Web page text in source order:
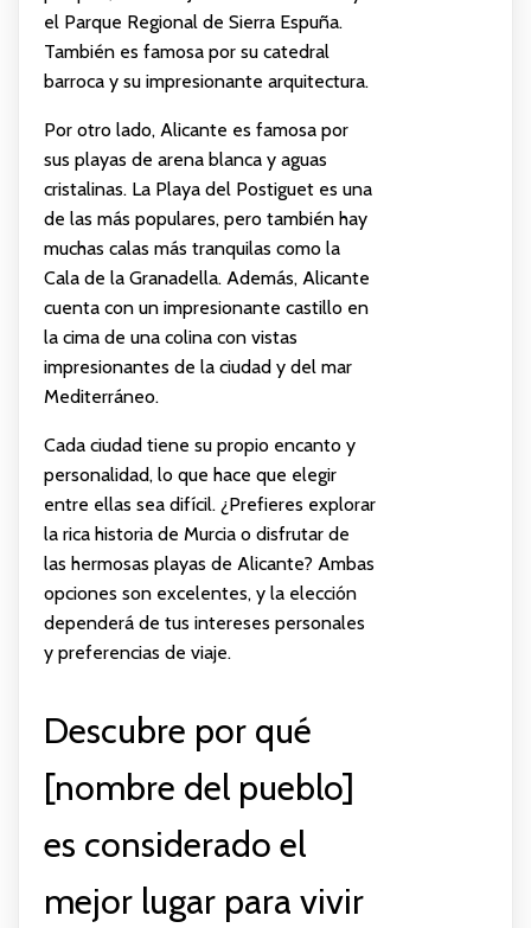
el Parque Regional de Sierra Espuña.
También es famosa por su catedral
barroca y su impresionante arquitectura.
Por otro lado, Alicante es famosa por
sus playas de arena blanca y aguas
cristalinas. La Playa del Postiguet es una
de las más populares, pero también hay
muchas calas más tranquilas como la
Cala de la Granadella. Además, Alicante
cuenta con un impresionante castillo en
la cima de una colina con vistas
impresionantes de la ciudad y del mar
Mediterráneo.
Cada ciudad tiene su propio encanto y
personalidad, lo que hace que elegir
entre ellas sea difícil. ¿Prefieres explorar
la rica historia de Murcia o disfrutar de
las hermosas playas de Alicante? Ambas
opciones son excelentes, y la elección
dependerá de tus intereses personales
y preferencias de viaje.
Descubre por qué
[nombre del pueblo]
es considerado el
mejor lugar para vivir